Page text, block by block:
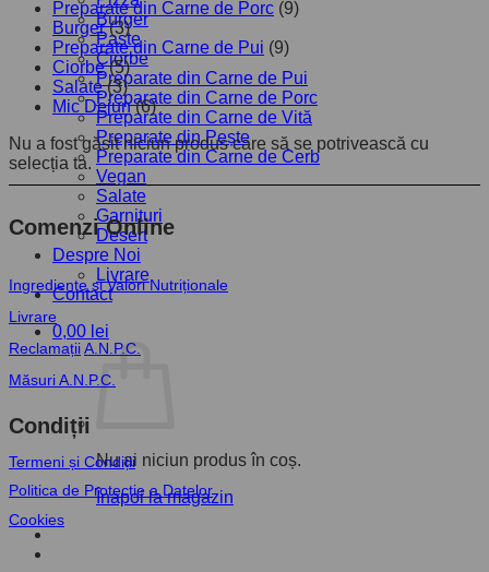
Burger
Paste
Ciorbe
Preparate din Carne de Pui
Preparate din Carne de Porc
Preparate din Carne de Vită
Preparate din Pește
Preparate din Carne de Cerb
Vegan
Salate
Garnituri
Desert
Despre Noi
Livrare
Contact
0,00 lei
Nu ai niciun produs în coș.
Înapoi la magazin
Preparate din Carne de Porc (9)
Burger (3)
Preparate din Carne de Pui (9)
Ciorbe (5)
Salate (3)
Mic Dejun (6)
Nu a fost găsit niciun produs care să se potrivească cu
selecția ta.
Comenzi Online
Ingrediente și Valori Nutriționale
Livrare
Reclamații A.N.P.C.
Măsuri A.N.P.C.
Condiții
Termeni și Condiții
Politica de Protecție a Datelor
Cookies